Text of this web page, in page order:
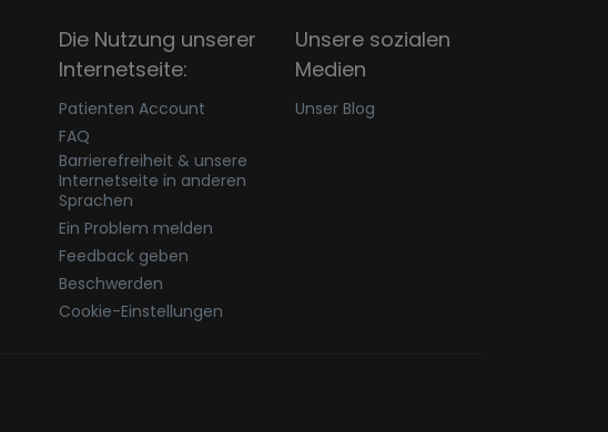
Die Nutzung unserer
Internetseite:
Patienten Account
FAQ
Barrierefreiheit & unsere
Internetseite in anderen
Sprachen
Ein Problem melden
Feedback geben
Beschwerden
Cookie-Einstellungen
Unsere sozialen
Medien
Unser Blog